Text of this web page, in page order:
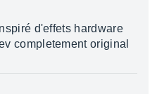
d'effets hardware
completement original